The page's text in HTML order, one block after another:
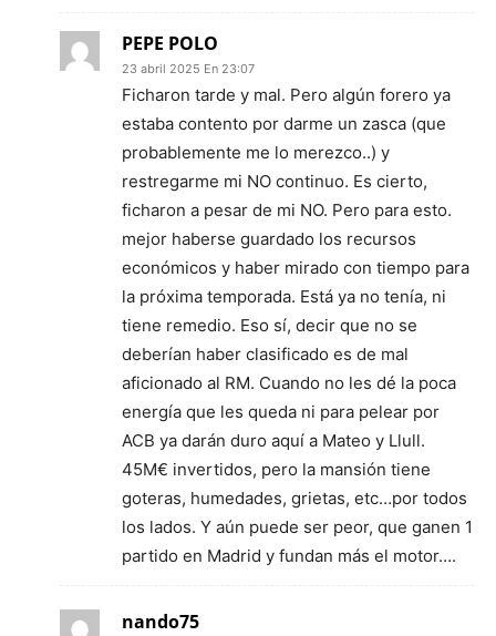
PEPE POLO
23 abril 2025 En 23:07
Ficharon tarde y mal. Pero algún forero ya
estaba contento por darme un zasca (que
probablemente me lo merezco..) y
restregarme mi NO continuo. Es cierto,
ficharon a pesar de mi NO. Pero para esto.
mejor haberse guardado los recursos
económicos y haber mirado con tiempo para
la próxima temporada. Está ya no tenía, ni
tiene remedio. Eso sí, decir que no se
deberían haber clasificado es de mal
aficionado al RM. Cuando no les dé la poca
energía que les queda ni para pelear por
ACB ya darán duro aquí a Mateo y Llull.
45M€ invertidos, pero la mansión tiene
goteras, humedades, grietas, etc…por todos
los lados. Y aún puede ser peor, que ganen 1
partido en Madrid y fundan más el motor….
nando75